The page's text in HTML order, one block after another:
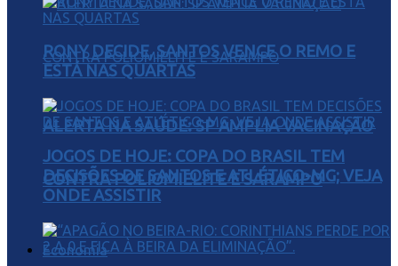
ALERTA NA SAÚDE: SP AMPLIA VACINAÇÃO
CONTRA POLIOMIELITE E SARAMPO
Economia
RONY DECIDE, SANTOS VENCE O REMO E
ESTÁ NAS QUARTAS
JOGOS DE HOJE: COPA DO BRASIL TEM
DECISÕES DE SANTOS E ATLÉTICO-MG; VEJA
ONDE ASSISTIR